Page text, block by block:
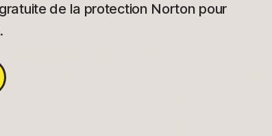
de la protection Norton pour